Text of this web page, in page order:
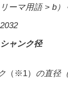
ーマ用語 > b）
シャンク径
（※1） の直径